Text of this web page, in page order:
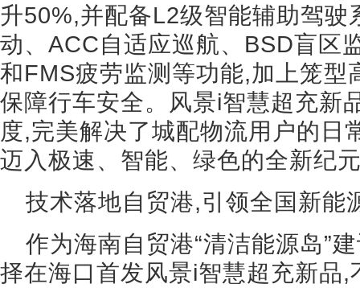
升50%,并配备L2级智能辅助驾
动、ACC自适应巡航、BSD盲区
和FMS疲劳监测等功能,加上笼型
保障行车安全。风景i智慧超充新
度,完美解决了城配物流用户的日
迈入极速、智能、绿色的全新纪
技术落地自贸港,引领全国新能
作为海南自贸港“清洁能源岛”
择在海口首发风景i智慧超充新品